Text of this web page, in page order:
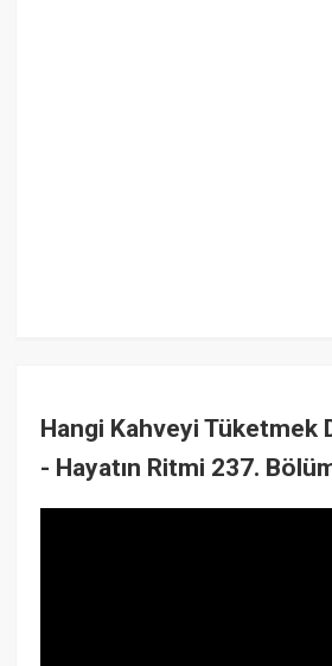
Hangi Kahveyi Tüketmek
- Hayatın Ritmi 237.